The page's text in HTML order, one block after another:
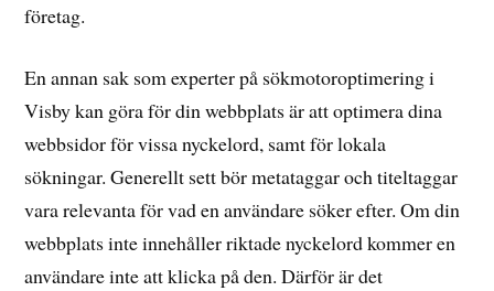
företag.
En annan sak som experter på sökmotoroptimering i
Visby kan göra för din webbplats är att optimera dina
webbsidor för vissa nyckelord, samt för lokala
sökningar. Generellt sett bör metataggar och titeltaggar
vara relevanta för vad en användare söker efter. Om din
webbplats inte innehåller riktade nyckelord kommer en
användare inte att klicka på den. Därför är det